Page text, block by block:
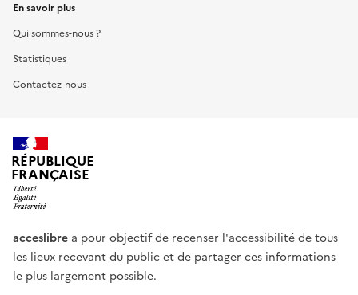
En savoir plus
Qui sommes-nous ?
Statistiques
Contactez-nous
RÉPUBLIQUE
FRANÇAISE
acceslibre a pour objectif de recenser l'accessibilité de tous
les lieux recevant du public et de partager ces informations
le plus largement possible.